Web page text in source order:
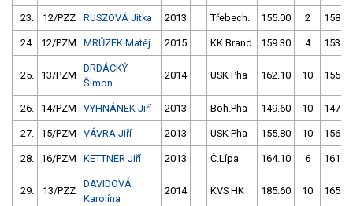
23. 12/PZZ RUSZOVÁ Jitka 2013 Třebech. 155.00 2 158.50
24. 12/PZM MRŮZEK Matěj 2015 KK Brand 159.30 4 153.40
25. 13/PZM
DRDÁCKÝ
Šimon
2014 USK Pha 162.10 10 155.30
26. 14/PZM VYHNÁNEK Jiří 2013 Boh.Pha 149.60 10 147.90
27. 15/PZM VÁVRA Jiří 2013 USK Pha 155.80 10 156.80
28. 16/PZM KETTNER Jiří 2013 Č.Lípa 164.10 6 161.30
29. 13/PZZ
DAVIDOVÁ
Karolína
2014 KVS HK 185.60 10 165.60